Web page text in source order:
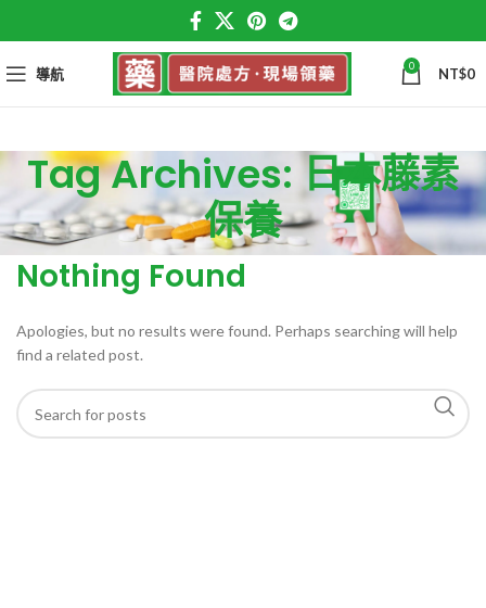
導航 0 NT$0
Tag Archives: 日本藤素
保養
Nothing Found
Apologies, but no results were found. Perhaps searching will help
find a related post.